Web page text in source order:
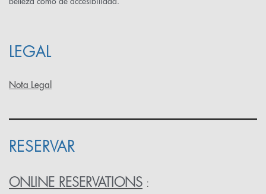
LEGAL
Nota Legal
RESERVAR
ONLINE RESERVATIONS :